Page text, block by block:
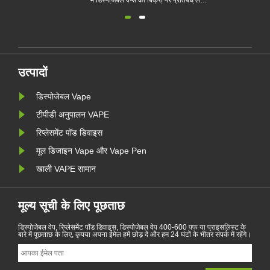
सिगरेट के कानूनों और नियमों को दिखाता है।
उत्पादों
डिस्पोजेबल Vape
टीपीडी अनुपालन VAPE
रिप्लेसमेंट पॉड डिवाइस
मूल डिजाइन Vape और Vape Pen
खाली VAPE सामान
मूल्य सूची के लिए पूछताछ
डिस्पोजेबल वेप, रिप्लेसमेंट पॉड डिवाइस, डिस्पोजेबल वेप 400-600 पफ या प्राइसलिस्ट के
बारे में पूछताछ के लिए, कृपया अपना ईमेल हमें छोड़ दें और हम 24 घंटों के भीतर संपर्क में रहेंगे।